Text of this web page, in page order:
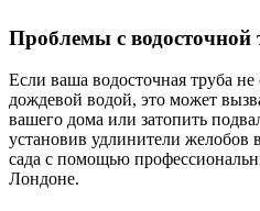
Проблемы с водосточной
Если ваша водосточная труба не
дождевой водой, это может
вашего дома или затопить
установив удлинители желобов
сада с помощью
Лондоне.